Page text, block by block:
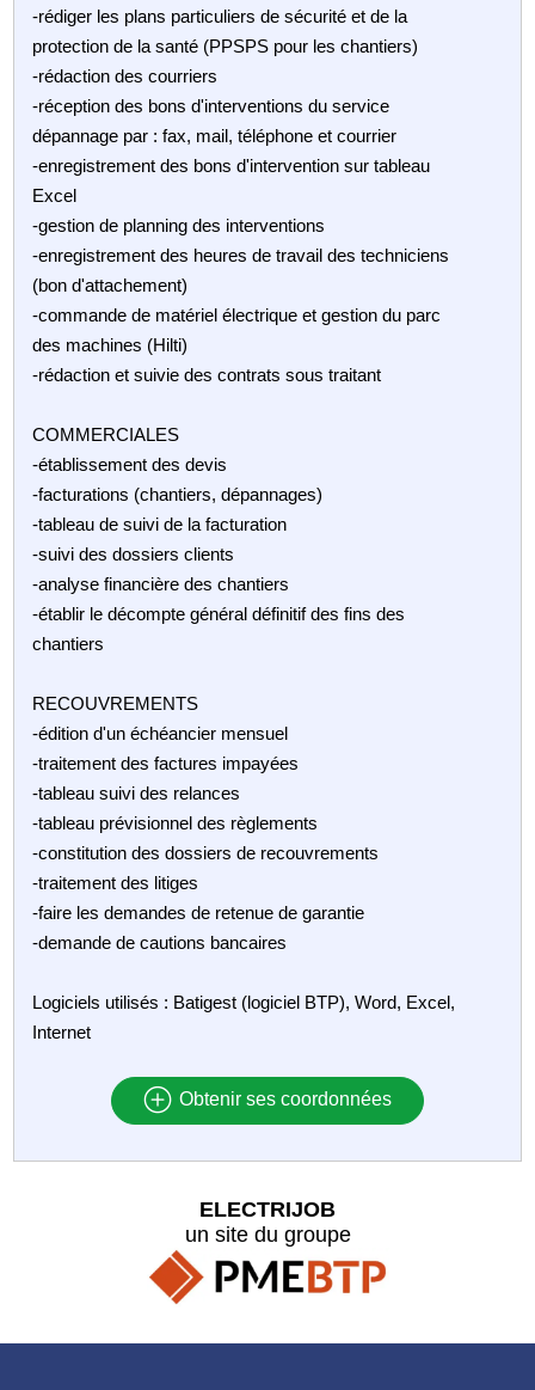
-rédiger les plans particuliers de sécurité et de la
protection de la santé (PPSPS pour les chantiers)
-rédaction des courriers
-réception des bons d'interventions du service
dépannage par : fax, mail, téléphone et courrier
-enregistrement des bons d'intervention sur tableau
Excel
-gestion de planning des interventions
-enregistrement des heures de travail des techniciens
(bon d'attachement)
-commande de matériel électrique et gestion du parc
des machines (Hilti)
-rédaction et suivie des contrats sous traitant
COMMERCIALES
-établissement des devis
-facturations (chantiers, dépannages)
-tableau de suivi de la facturation
-suivi des dossiers clients
-analyse financière des chantiers
-établir le décompte général définitif des fins des
chantiers
RECOUVREMENTS
-édition d'un échéancier mensuel
-traitement des factures impayées
-tableau suivi des relances
-tableau prévisionnel des règlements
-constitution des dossiers de recouvrements
-traitement des litiges
-faire les demandes de retenue de garantie
-demande de cautions bancaires
Logiciels utilisés : Batigest (logiciel BTP), Word, Excel,
Internet
Obtenir ses coordonnées
ELECTRIJOB
un site du groupe